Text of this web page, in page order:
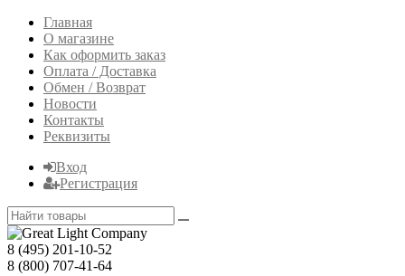
Главная
О магазине
Как оформить заказ
Оплата / Доставка
Обмен / Возврат
Новости
Контакты
Реквизиты
Вход
Регистрация
8 (495) 201-10-52
8 (800) 707-41-64